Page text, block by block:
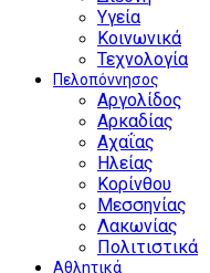
Υγεία
Κοινωνικά
Τεχνολογία
Πελοπόννησος
Αργολίδος
Αρκαδίας
Αχαΐας
Ηλείας
Κορίνθου
Μεσσηνίας
Λακωνίας
Πολιτιστικά
Αθλητικά